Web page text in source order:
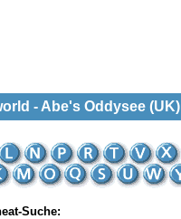
- Abe's Oddysee (UK)
Suche: